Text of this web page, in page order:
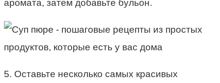
аромата, затем добавьте бульон.
5. Оставьте несколько самых красивых